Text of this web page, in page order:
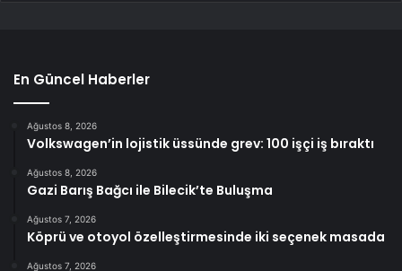
En Güncel Haberler
Ağustos 8, 2026
Volkswagen’in lojistik üssünde grev: 100 işçi iş bıraktı
Ağustos 8, 2026
Gazi Barış Bağcı ile Bilecik’te Buluşma
Ağustos 7, 2026
Köprü ve otoyol özelleştirmesinde iki seçenek masada
Ağustos 7, 2026